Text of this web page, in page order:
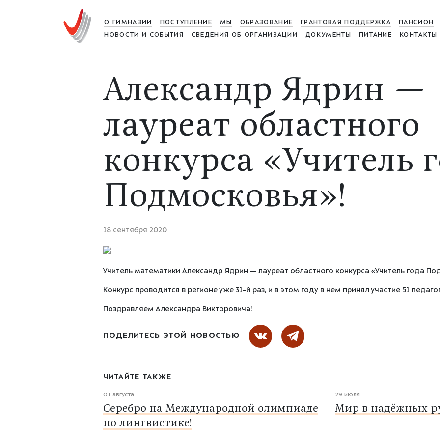
О ГИМНАЗИИ ПОСТУПЛЕНИЕ МЫ ОБРАЗОВАНИЕ ГРАНТОВАЯ ПОДДЕРЖКА ПАНСИОН
НОВОСТИ И СОБЫТИЯ
СВЕДЕНИЯ ОБ ОРГАНИЗАЦИИ ДОКУМЕНТЫ ПИТАНИЕ КОНТАКТЫ
Александр Ядрин —
лауреат областного
конкурса «Учитель
Подмосковья»!
18 сентября 2020
Учитель математики Александр Ядрин — лауреат областного конкурса «Учитель года
Конкурс проводится в регионе уже 31-й раз, и в этом году в нем принял участие 51
Поздравляем Александра Викторовича!
ПОДЕЛИТЕСЬ ЭТОЙ НОВОСТЬЮ
ЧИТАЙТЕ ТАКЖЕ
01 августа
Серебро на Международной олимпиаде
по лингвистике!
29 июля
Мир в надёжных